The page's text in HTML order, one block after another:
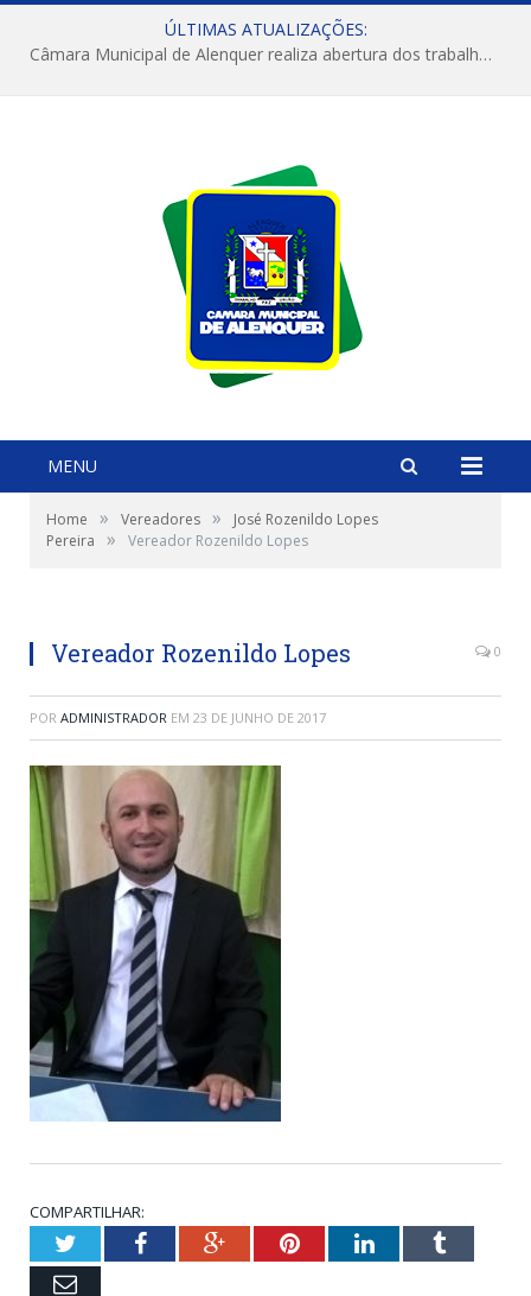
ÚLTIMAS ATUALIZAÇÕES:
Câmara Municipal de Alenquer realiza abertura dos trabalhos do 4º Período Legislativo
MENU
Home » Vereadores »
José Rozenildo Lopes
Pereira
» Vereador Rozenildo Lopes
Vereador Rozenildo Lopes 0
POR ADMINISTRADOR EM 23 DE JUNHO DE 2017
COMPARTILHAR:
TwitterFacebookGoogle+PinterestLinkedInTumblr
Email